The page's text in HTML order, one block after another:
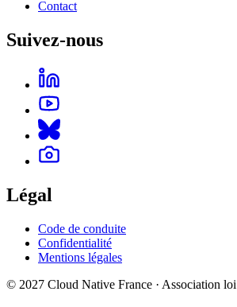
Contact
Suivez-nous
Légal
Code de conduite
Confidentialité
Mentions légales
© 2027 Cloud Native France · Association loi